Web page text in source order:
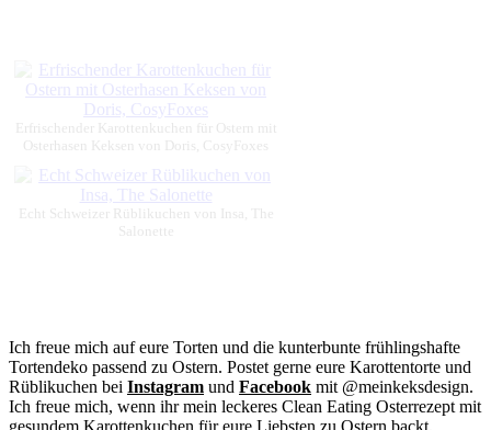
Erfrischender Karottenkuchen für Ostern mit
Osterhasen Keksen von Doris, CosyFoxes
Echt Schweizer Rüblikuchen von Insa, The
Salonette
Ich freue mich auf eure Torten und die kunterbunte frühlingshafte
Tortendeko passend zu Ostern. Postet gerne eure Karottentorte und
Rüblikuchen bei Instagram und Facebook mit @meinkeksdesign.
Ich freue mich, wenn ihr mein leckeres Clean Eating Osterrezept mit
gesundem Karottenkuchen für eure Liebsten zu Ostern backt.